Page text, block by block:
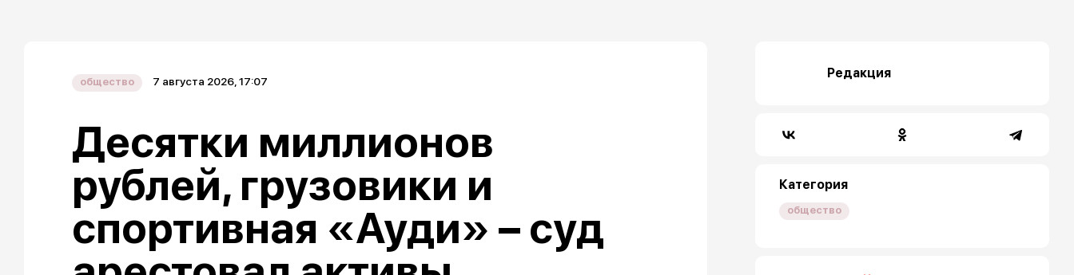
общество 7 августа 2026, 17:07
Десятки миллионов
рублей, грузовики и
спортивная «Ауди» – суд
Редакция
Категория
общество